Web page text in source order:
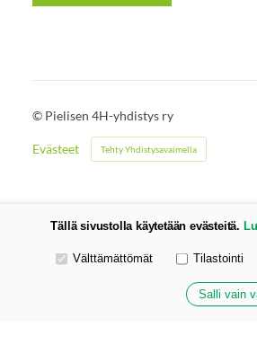
© Pielisen 4H-yhdistys ry
Evästeet Tehty Yhdistysavaimella
Tällä sivustolla käytetään evästeitä.
Valitse käytettävät evästeet
Välttämättömät Tilastointi
Salli vain